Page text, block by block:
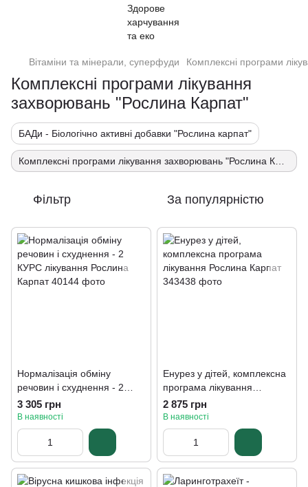
Вітаміни та мінерали, суперфуди Комплексні програми
Комплексні програми лікування
захворювань "Рослина Карпат"
БАДи - Біологічно активні добавки "Рослина карпат"
Фільтр За популярністю
Нормалізація обміну
речовин і схуднення - 2
КУРС лікування Рослина
Карпат
3 305 грн
В наявності
Енурез у дітей, комплексна
програма лікування
Рослина Карпат
2 875 грн
В наявності